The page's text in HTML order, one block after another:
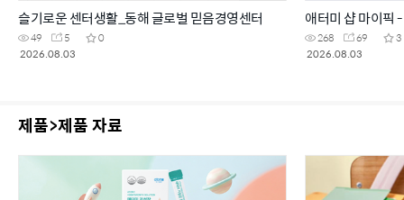
슬기로운 센터생활_동해 글로벌 믿음경영센터
49 5
0
2026.08.03
애터미 샵 마이픽
268 69
3
2026.08.03
제품>제품 자료